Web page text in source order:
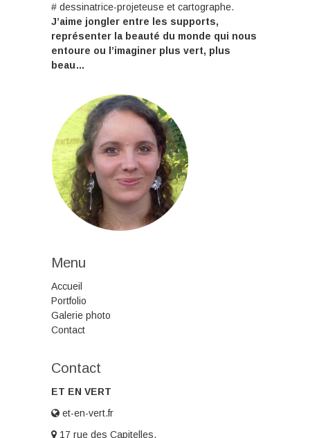
# dessinatrice-projeteuse et cartographe.
J’aime jongler entre les supports,
représenter la beauté du monde qui nous
entoure ou l’imaginer plus vert, plus
beau…
Menu
Accueil
Portfolio
Galerie photo
Contact
Contact
ET EN VERT
et-en-vert.fr
17 rue des Capitelles,